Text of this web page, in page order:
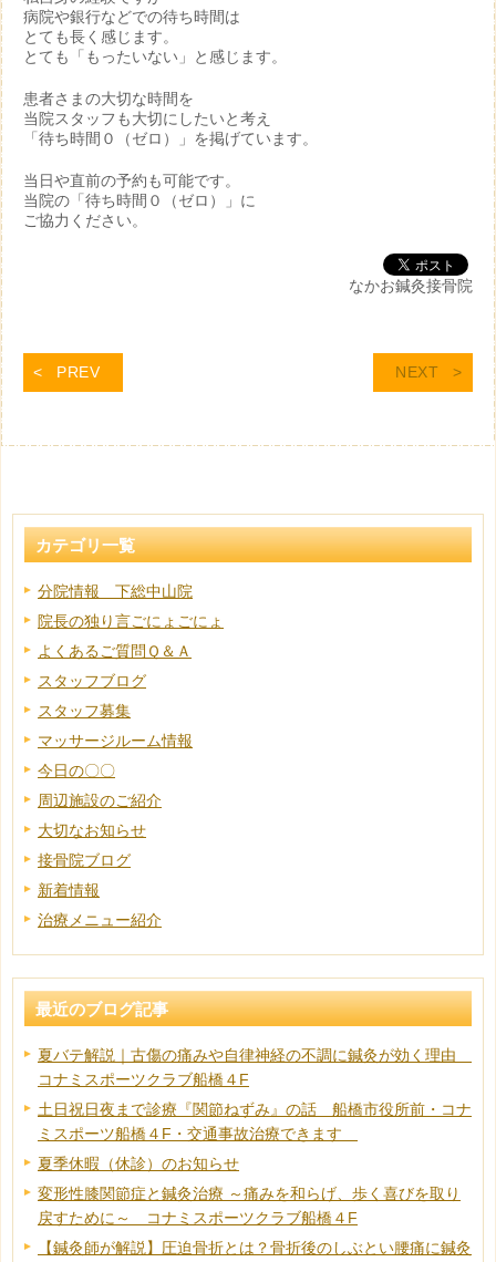
病院や銀行などでの待ち時間は
とても長く感じます。
とても「もったいない」と感じます。
患者さまの大切な時間を
当院スタッフも大切にしたいと考え
「待ち時間０（ゼロ）」を掲げています。
当日や直前の予約も可能です。
当院の「待ち時間０（ゼロ）」に
ご協力ください。
なかお鍼灸接骨院
PREV NEXT
カテゴリ一覧
分院情報 下総中山院
院長の独り言ごにょごにょ
よくあるご質問Ｑ＆Ａ
スタッフブログ
スタッフ募集
マッサージルーム情報
今日の〇〇
周辺施設のご紹介
大切なお知らせ
接骨院ブログ
新着情報
治療メニュー紹介
最近のブログ記事
夏バテ解説｜古傷の痛みや自律神経の不調に鍼灸が効く理由
コナミスポーツクラブ船橋４F
土日祝日夜まで診療『関節ねずみ』の話 船橋市役所前・コナ
ミスポーツ船橋４F・交通事故治療できます
夏季休暇（休診）のお知らせ
変形性膝関節症と鍼灸治療 ～痛みを和らげ、歩く喜びを取り
戻すために～ コナミスポーツクラブ船橋４F
【鍼灸師が解説】圧迫骨折とは？骨折後のしぶとい腰痛に鍼灸